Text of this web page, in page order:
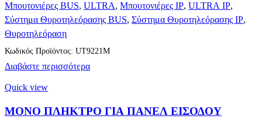
Μπουτονιέρες BUS, ULTRA, Μπουτονιέρες IP, ULTRA IP,
Σύστημα Θυροτηλεόρασης BUS, Σύστημα Θυροτηλεόρασης IP,
Θυροτηλεόραση
Διαβάστε περισσότερα
Κωδικός Προϊόντος: UT9221M
Quick view
ΜΟΝΟ ΠΛΗΚΤΡΟ ΓΙΑ ΠΑΝΕΛ ΕΙΣΟΔΟΥ